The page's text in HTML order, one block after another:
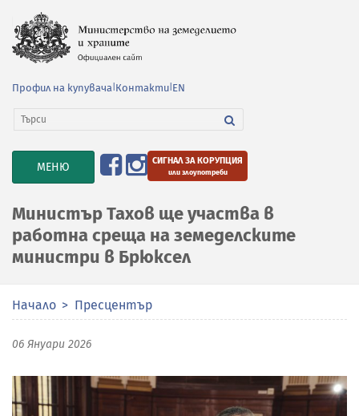
Профил на купувача Контакти EN
TOGGLE
NAVIGATION
МЕНЮ СИГНАЛ ЗА КОРУПЦИЯ
или злоупотреби
Министър Тахов ще участва в
работна среща на земеделските
министри в Брюксел
Начало Пресцентър
06 Януари 2026